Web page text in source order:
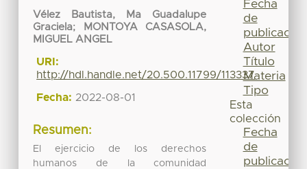
Vélez Bautista, Ma Guadalupe
Graciela;
MONTOYA CASASOLA,
MIGUEL ANGEL
URI:
http://hdl.handle.net/20.500.11799/113337
Fecha: 2022-08-01
Resumen:
El ejercicio de los derechos
humanos de la comunidad
Fecha
de
publicación
Autor
Título
Materia
Tipo
Esta
colección
Fecha
de
publicación